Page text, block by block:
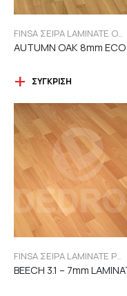
FINSA ΣΕΙΡΑ LAMINATE ORIGINAL "ECO LABEL"
AUTUMN OAK 8mm ECO
ΣΎΓΚΡΙΣΗ